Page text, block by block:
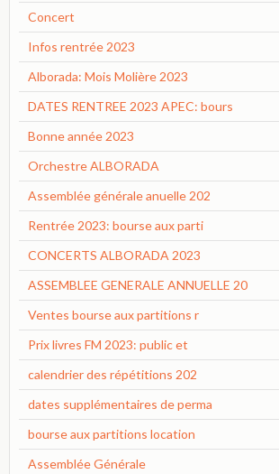
Concert
Infos rentrée 2023
Alborada: Mois Molière 2023
DATES RENTREE 2023 APEC: bours
Bonne année 2023
Orchestre ALBORADA
Assemblée générale anuelle 202
Rentrée 2023: bourse aux parti
CONCERTS ALBORADA 2023
ASSEMBLEE GENERALE ANNUELLE 20
Ventes bourse aux partitions r
Prix livres FM 2023: public et
calendrier des répétitions 202
dates supplémentaires de perma
bourse aux partitions location
Assemblée Générale